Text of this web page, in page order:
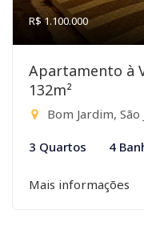
R$ 1.100.000
Apartamento à
132m²
Bom Jardim,
3 Quartos 4
Mais informações